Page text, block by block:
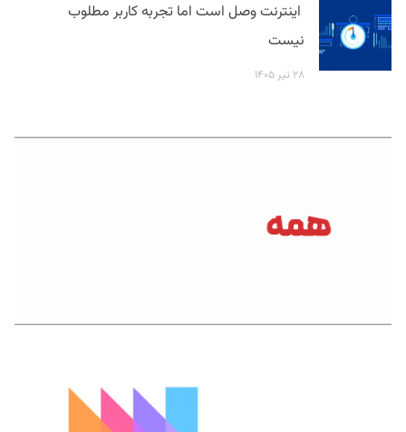
اینترنت وصل است اما تجربه کاربر مطلوب
نیست
۲۸ تیر ۱۴۰۵